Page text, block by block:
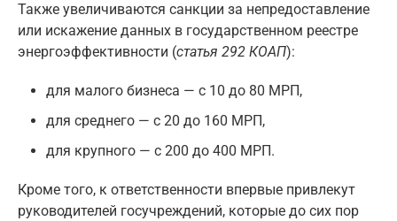
Также увеличиваются санкции за непредоставление
или искажение данных в государственном реестре
энергоэффективности (статья 292 КОАП):
для малого бизнеса — с 10 до 80 МРП,
для среднего — с 20 до 160 МРП,
для крупного — с 200 до 400 МРП.
Кроме того, к ответственности впервые привлекут
руководителей госучреждений, которые до сих пор